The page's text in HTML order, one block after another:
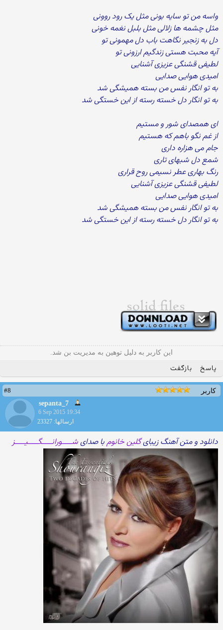
واسه من تو سایه بونی مثل یک رود روونی
مثل چشمه ها زلالی مثل بلبل نغمه خونی
دل به زنجیر نگاهت باب دل مهمونی تو
آیه محبت هستی زندگیم ارزونی تو
لطیفی قشنگی عزیزی آشنایی
امیدی هوایی صدایی
به تو انگار نفس من بسته همیشگی شد
به تو انگار دل خسته رسته از این خستگی شد
ای همصدای شور و مستیم
از غم نگو باهم که هستیم
جام می هزاره داری
شمع دل شبهای تاری
رنگ بهاری عطر نسیمی روح قراری
لطیفی قشنگی عزیزی آشنایی
امیدی هوایی صدایی
به تو انگار نفس من بسته همیشگی شد
به تو انگار دل خسته رسته از این خستگی شد
این کاربر به دلیل توهین به مدیریت بن شد.
پاسخ بازگفت
کاربر
#8
sepanta_7
6 Sep 2015 19:34
ارسالها: 23327
دانلود و متن آهنگ زیبایگلین خانومبا صدایشـــــورانـــــگـــــیـــــز